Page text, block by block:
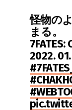
怪物の
まる。
7FATES:
2022.